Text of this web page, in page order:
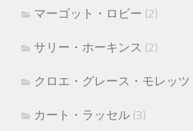
マーゴット・ロビー (2)
サリー・ホーキンス (2)
クロエ・グレース・モレッツ
カート・ラッセル (3)